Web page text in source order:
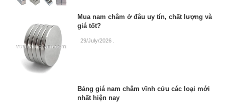
Mua nam châm ở đâu uy tín, chất lượng và
giá tốt?
29/July/2026
Bảng giá nam châm vĩnh cửu các loại mới
nhất hiện nay